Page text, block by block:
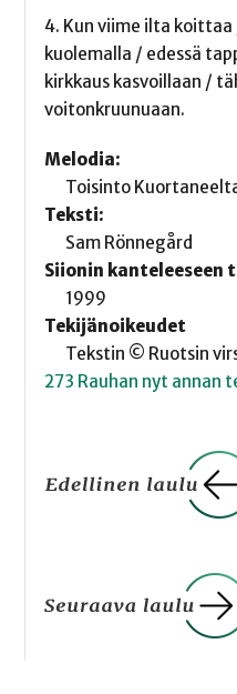
4. Kun viime ilta koittaa
kuolemalla / edessä
kirkkaus kasvoillaan /
voitonkruunuaan.
Melodia:
Toisinto
Teksti:
Sam Rönnegård
Siionin kanteleeseen
1999
Tekijänoikeudet
Tekstin © Ruotsin
273 Rauhan nyt annan